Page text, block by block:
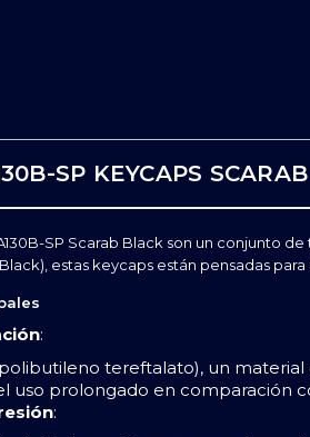
SP KEYCAPS
SP Scarab Black son un conjunto
estas keycaps están pensadas
:
tereftalato), un
uso prolongado en comparación
: